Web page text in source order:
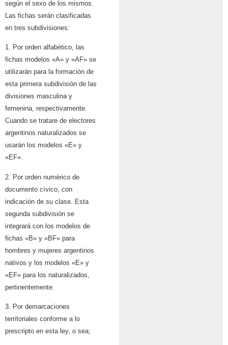
según el sexo de los mismos.
Las fichas serán clasificadas
en tres subdivisiones:
1. Por orden alfabético, las
fichas modelos «A» y «AF» se
utilizarán para la formación de
esta primera subdivisión de las
divisiones masculina y
femenina, respectivamente.
Cuando se tratare de electores
argentinos naturalizados se
usarán los modelos «E» y
«EF».
2. Por orden numérico de
documento cívico, con
indicación de su clase. Esta
segunda subdivisión se
integrará con los modelos de
fichas «B» y «BF» para
hombres y mujeres argentinos
nativos y los modelos «E» y
«EF» para los naturalizados,
pertinentemente.
3. Por demarcaciones
territoriales conforme a lo
prescripto en esta ley, o sea;